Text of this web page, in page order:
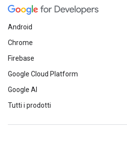
Android
Chrome
Firebase
Google Cloud Platform
Google AI
Tutti i prodotti